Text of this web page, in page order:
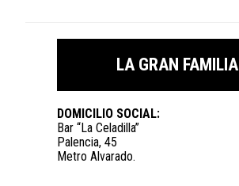
LA GRAN FAMILIA
DOMICILIO SOCIAL:
Bar “La Celadilla”
Palencia, 45
Metro Alvarado.